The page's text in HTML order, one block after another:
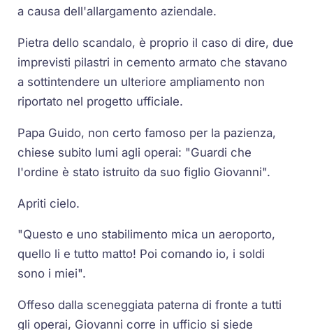
a causa dell'allargamento aziendale.
Pietra dello scandalo, è proprio il caso di dire, due
imprevisti pilastri in cemento armato che stavano
a sottintendere un ulteriore ampliamento non
riportato nel progetto ufficiale.
Papa Guido, non certo famoso per la pazienza,
chiese subito lumi agli operai: "Guardi che
l'ordine è stato istruito da suo figlio Giovanni".
Apriti cielo.
"Questo e uno stabilimento mica un aeroporto,
quello li e tutto matto! Poi comando io, i soldi
sono i miei".
Offeso dalla sceneggiata paterna di fronte a tutti
gli operai, Giovanni corre in ufficio si siede